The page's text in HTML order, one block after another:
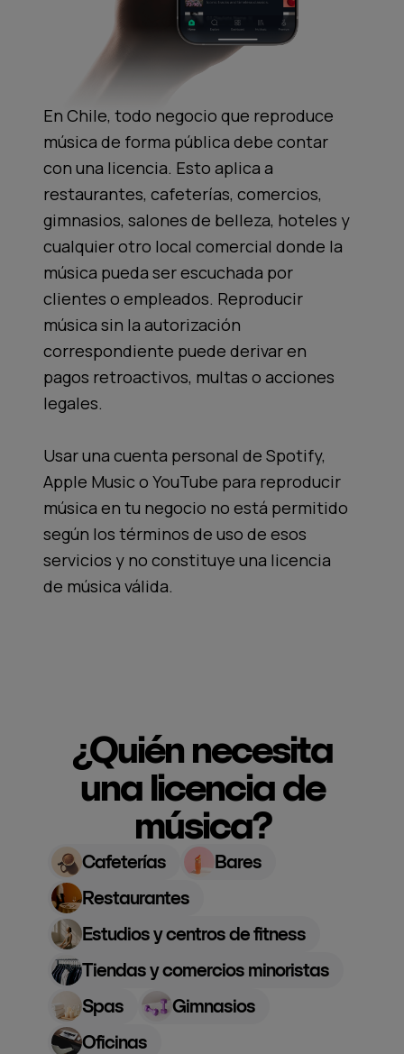
En Chile, todo negocio que reproduce
música de forma pública debe contar
con una licencia. Esto aplica a
restaurantes, cafeterías, comercios,
gimnasios, salones de belleza, hoteles y
cualquier otro local comercial donde la
música pueda ser escuchada por
clientes o empleados. Reproducir
música sin la autorización
correspondiente puede derivar en
pagos retroactivos, multas o acciones
legales.
Usar una cuenta personal de Spotify,
Apple Music o YouTube para reproducir
música en tu negocio no está permitido
según los términos de uso de esos
servicios y no constituye una licencia
de música válida.
¿Quién necesita
una licencia de
música?
Cafeterías
Bares
Restaurantes
Estudios y centros de fitness
Tiendas y comercios minoristas
Spas
Gimnasios
Oficinas